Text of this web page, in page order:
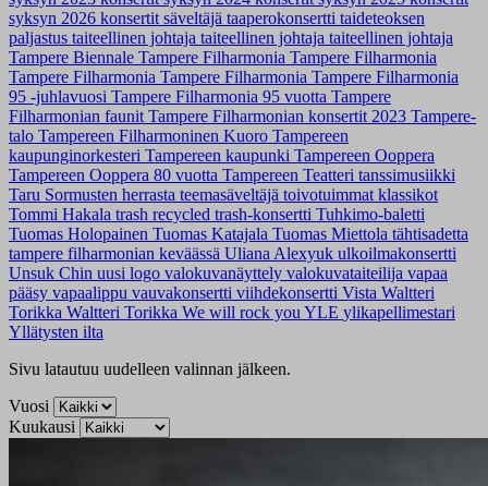
syksyn 2026 konsertit säveltäjä taaperokonsertti taideteoksen
paljastus taiteellinen johtaja taiteellinen johtaja taiteellinen johtaja
Tampere Biennale Tampere Filharmonia Tampere Filharmonia
Tampere Filharmonia Tampere Filharmonia Tampere Filharmonia
95 -juhlavuosi Tampere Filharmonia 95 vuotta Tampere
Filharmonian faunit Tampere Filharmonian konsertit 2023 Tampere-
talo Tampereen Filharmoninen Kuoro Tampereen
kaupunginorkesteri Tampereen kaupunki Tampereen Ooppera
Tampereen Ooppera 80 vuotta Tampereen Teatteri tanssimusiikki
Taru Sormusten herrasta teemasäveltäjä toivotuimmat klassikot
Tommi Hakala trash recycled trash-konsertti Tuhkimo-baletti
Tuomas Holopainen Tuomas Katajala Tuomas Miettola tähtisadetta
tampere filharmonian keväässä Uliana Alexyuk ulkoilmakonsertti
Unsuk Chin uusi logo valokuvanäyttely valokuvataiteilija vapaa
pääsy vapaalippu vauvakonsertti viihdekonsertti Vista Waltteri
Torikka Waltteri Torikka We will rock you YLE ylikapellimestari
Yllätysten ilta
Sivu latautuu uudelleen valinnan jälkeen.
Vuosi
Kuukausi